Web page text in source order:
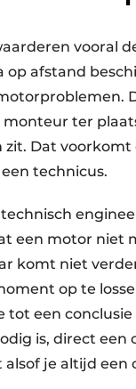
vooral
op afstand
monteur ter
zit. Dat
technicus.
technisch
een motor niet
komt niet
op te
tot een
is, direct
je altijd